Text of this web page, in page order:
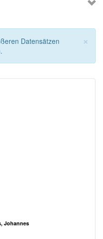
×
Datensätzen
Johannes